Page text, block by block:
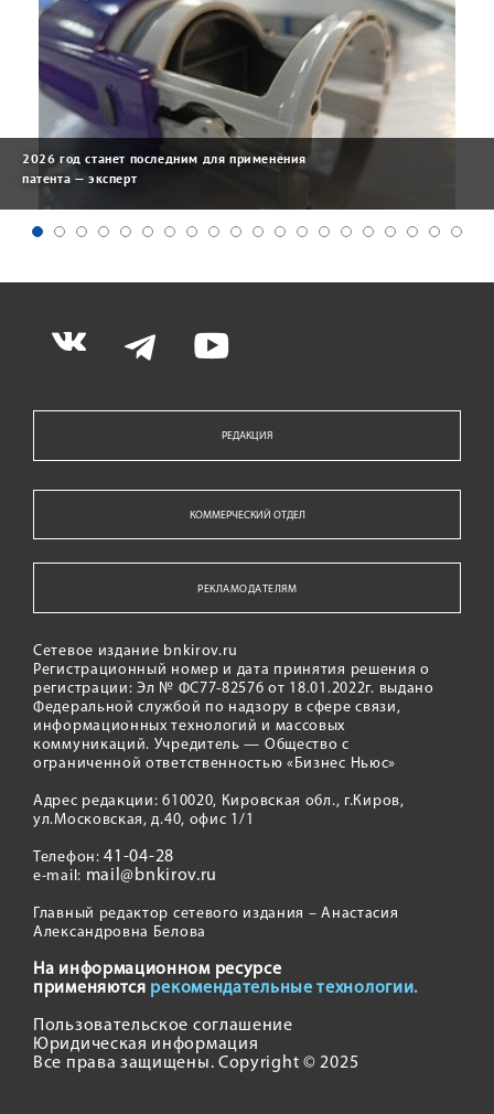
2026 год станет последним для применения
патента — эксперт
РЕДАКЦИЯ
КОММЕРЧЕСКИЙ ОТДЕЛ
РЕКЛАМОДАТЕЛЯМ
Сетевое издание bnkirov.ru
Регистрационный номер и дата принятия решения о
регистрации: Эл № ФС77-82576 от 18.01.2022г. выдано
Федеральной службой по надзору в сфере связи,
информационных технологий и массовых
коммуникаций. Учредитель — Общество с
ограниченной ответственностью «Бизнес Ньюс»
Адрес редакции: 610020, Кировская обл., г.Киров,
ул.Московская, д.40, офис 1/1
Телефон:41-04-28
e-mail: mail@bnkirov.ru
Главный редактор сетевого издания – Анастасия
Александровна Белова
На информационном ресурсе
применяются рекомендательные технологии.
Пользовательское соглашение
Юридическая информация
Все права защищены. Copyright © 2025